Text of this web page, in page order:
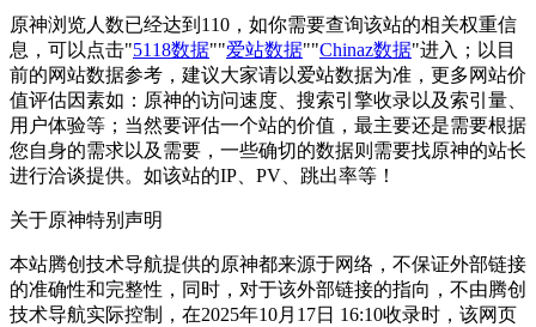
原神浏览人数已经达到110，如你需要查询该站的相关权重信
息，可以点击"5118数据""爱站数据""Chinaz数据"进入；以目
前的网站数据参考，建议大家请以爱站数据为准，更多网站价
值评估因素如：原神的访问速度、搜索引擎收录以及索引量、
用户体验等；当然要评估一个站的价值，最主要还是需要根据
您自身的需求以及需要，一些确切的数据则需要找原神的站长
进行洽谈提供。如该站的IP、PV、跳出率等！
关于原神特别声明
本站腾创技术导航提供的原神都来源于网络，不保证外部链接
的准确性和完整性，同时，对于该外部链接的指向，不由腾创
技术导航实际控制，在2025年10月17日 16:10收录时，该网页